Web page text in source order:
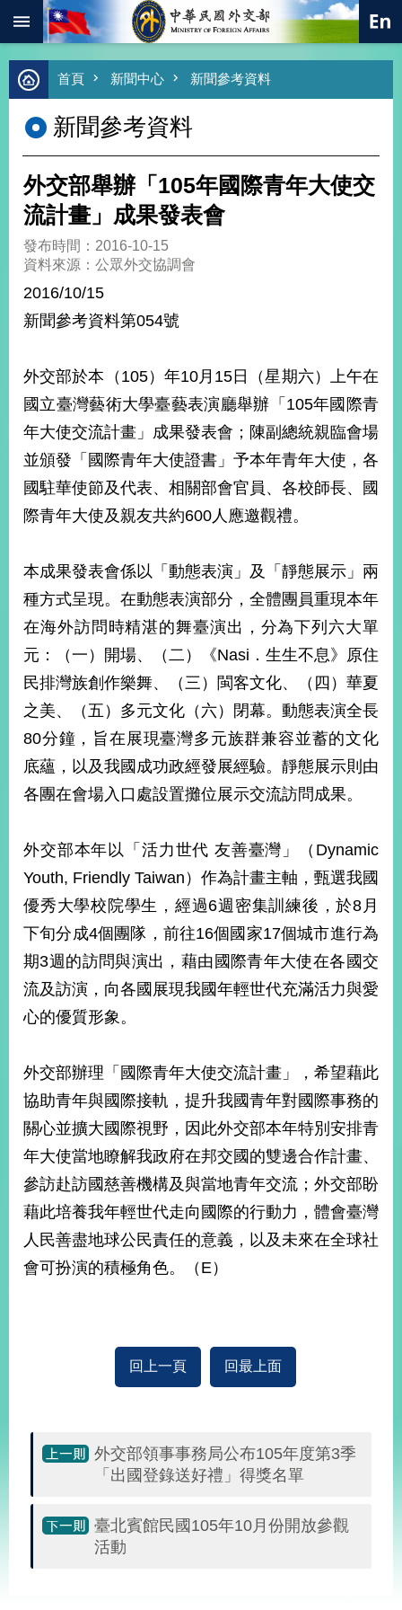
跳到主要內容區塊
進
階
尋
熱
總
合
外
價
外
交
經
濟
不
落
國
和
平
護
照
首
頁
網
站
導
覽
於
本
部
新
中
心
外
交
資
訊
家
與
地
區
國
際
播
政
府
服
本
部
網
首頁 新聞中心 新聞參考資料
新聞參考資料
外交部舉辦「105年國際青年大使交
流計畫」成果發表會
發布時間：2016-10-15
資料來源：公眾外交協調會
2016/10/15
新聞參考資料第054號
外交部於本（105）年10月15日（星期六）上午在
國立臺灣藝術大學臺藝表演廳舉辦「105年國際青
年大使交流計畫」成果發表會；陳副總統親臨會場
並頒發「國際青年大使證書」予本年青年大使，各
國駐華使節及代表、相關部會官員、各校師長、國
際青年大使及親友共約600人應邀觀禮。
本成果發表會係以「動態表演」及「靜態展示」兩
種方式呈現。在動態表演部分，全體團員重現本年
在海外訪問時精湛的舞臺演出，分為下列六大單
元：（一）開場、（二）《Nasi．生生不息》原住
民排灣族創作樂舞、（三）閩客文化、（四）華夏
之美、（五）多元文化（六）閉幕。動態表演全長
80分鐘，旨在展現臺灣多元族群兼容並蓄的文化
底蘊，以及我國成功政經發展經驗。靜態展示則由
各團在會場入口處設置攤位展示交流訪問成果。
外交部本年以「活力世代 友善臺灣」（Dynamic
Youth, Friendly Taiwan）作為計畫主軸，甄選我國
優秀大學校院學生，經過6週密集訓練後，於8月
下旬分成4個團隊，前往16個國家17個城市進行為
期3週的訪問與演出，藉由國際青年大使在各國交
流及訪演，向各國展現我國年輕世代充滿活力與愛
心的優質形象。
外交部辦理「國際青年大使交流計畫」，希望藉此
協助青年與國際接軌，提升我國青年對國際事務的
關心並擴大國際視野，因此外交部本年特別安排青
年大使當地瞭解我政府在邦交國的雙邊合作計畫、
參訪赴訪國慈善機構及與當地青年交流；外交部盼
藉此培養我年輕世代走向國際的行動力，體會臺灣
人民善盡地球公民責任的意義，以及未來在全球社
會可扮演的積極角色。（E）
回上一頁 回最上面
外交部領事事務局公布105年度第3季
「出國登錄送好禮」得獎名單
臺北賓館民國105年10月份開放參觀
活動